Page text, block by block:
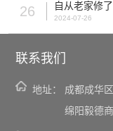
26 自从老家修
2024-07-26
联系我们
地址：
成都成华
绵阳毅德